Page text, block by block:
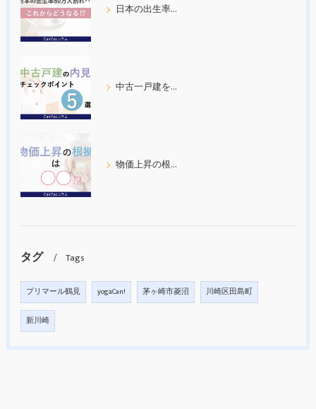
日本の出生率80万人割れ
中古一戸建を内見する際の５つのチェックポイント
物価上昇の根拠について考えてみた
タグ Tags
プリマール鶴見 yogaCan! 茅ヶ崎市菱沼 川崎区田島町
新川崎